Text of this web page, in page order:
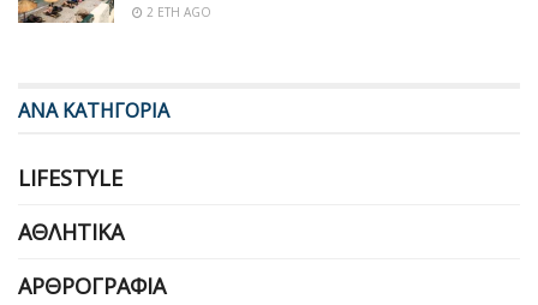
2 ΈΤΗ AGO
ΑΝΑ ΚΑΤΗΓΟΡΙΑ
LIFESTYLE
ΑΘΛΗΤΙΚΆ
ΑΡΘΡΟΓΡΑΦΊΑ